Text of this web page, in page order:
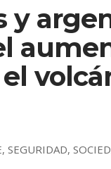
y
,SEGURIDAD,